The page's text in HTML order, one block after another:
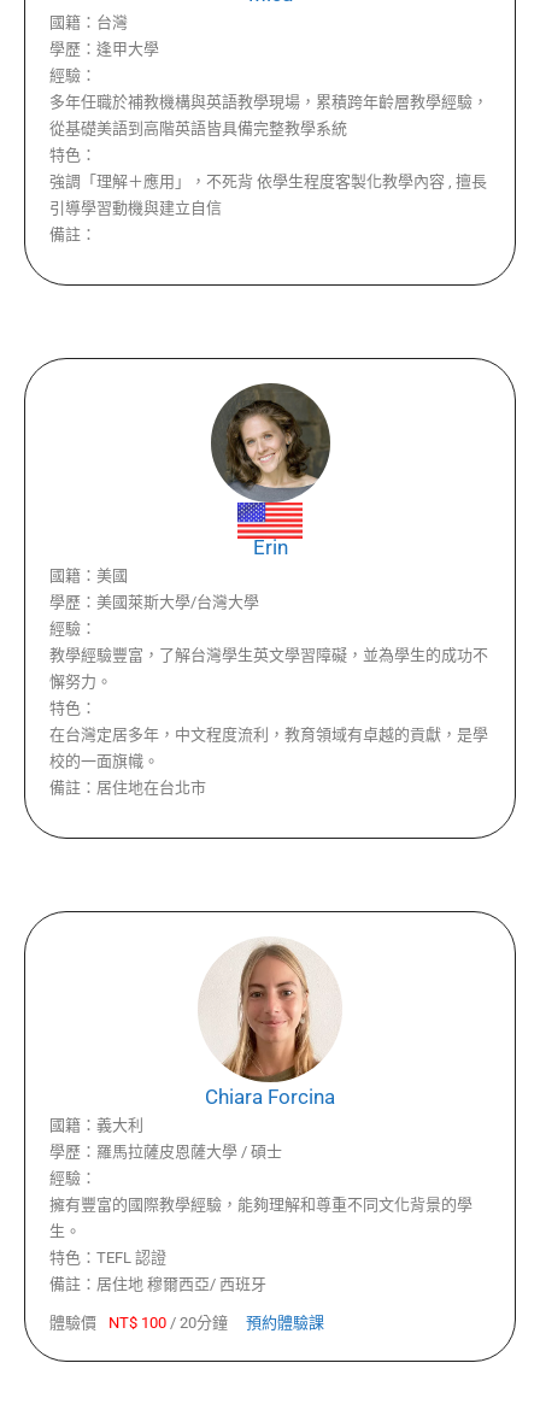
國籍： 台灣
學歷： 逢甲大學
經驗：
多年任職於補教機構與英語教學現場，累積跨年齡層教學經驗，
從基礎美語到高階英語皆具備完整教學系統
特色：
強調「理解＋應用」，不死背 依學生程度客製化教學內容 , 擅長
引導學習動機與建立自信
備註：
Erin
國籍： 美國
學歷： 美國萊斯大學/台灣大學
經驗：
教學經驗豐富，了解台灣學生英文學習障礙，並為學生的成功不
懈努力。
特色：
在台灣定居多年，中文程度流利，教育領域有卓越的貢獻，是學
校的一面旗幟。
備註： 居住地在台北市
Chiara Forcina
國籍： 義大利
學歷： 羅馬拉薩皮恩薩大學 / 碩士
經驗：
擁有豐富的國際教學經驗，能夠理解和尊重不同文化背景的學
生。
特色： TEFL 認證
備註： 居住地 穆爾西亞/ 西班牙
體驗價 NT$ 100 / 20分鐘 預約體驗課